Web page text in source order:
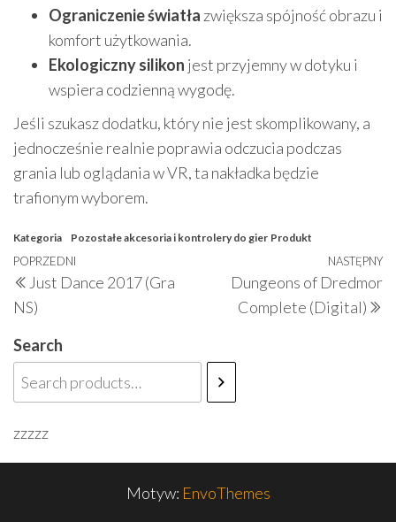
Ograniczenie światła zwiększa spójność obrazu i
komfort użytkowania.
Ekologiczny silikon jest przyjemny w dotyku i
wspiera codzienną wygodę.
Jeśli szukasz dodatku, który nie jest skomplikowany, a
jednocześnie realnie poprawia odczucia podczas
grania lub oglądania w VR, ta nakładka będzie
trafionym wyborem.
Kategoria Pozostałe akcesoria i kontrolery do gier Produkt
Nawigacja
wpisu
Poprzedni
wpis
POPRZEDNI
Just Dance 2017 (Gra
NS)
NASTĘPNY
Dungeons of Dredmor
Complete (Digital)
Search
zzzzz
Motyw: EnvoThemes